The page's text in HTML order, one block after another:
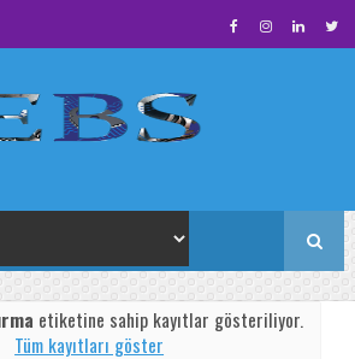
etiketine sahip kayıtlar gösteriliyor.
Tüm kayıtları göster